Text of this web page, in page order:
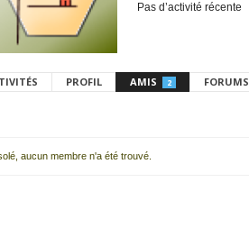
Pas d’activité récente
PROFIL AMIS 2 FORUMS
aucun membre n'a été trouvé.